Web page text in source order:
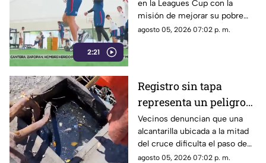
2:21
en la Leagues Cup
en la Leagues Cup con la
misión de mejorar su pobre
historial en el torneo y
agosto 05, 2026 07:02 p. m.
Registro sin tapa
representa un peligro
desde hace meses en la
calle Eleuterio
González
Vecinos denuncian que una
alcantarilla ubicada a la mitad
del cruce dificulta el paso de
los automovilistas y, durante la
agosto 05, 2026 07:02 p. m.